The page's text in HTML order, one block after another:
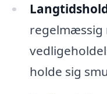
regelmæssig
holde sig